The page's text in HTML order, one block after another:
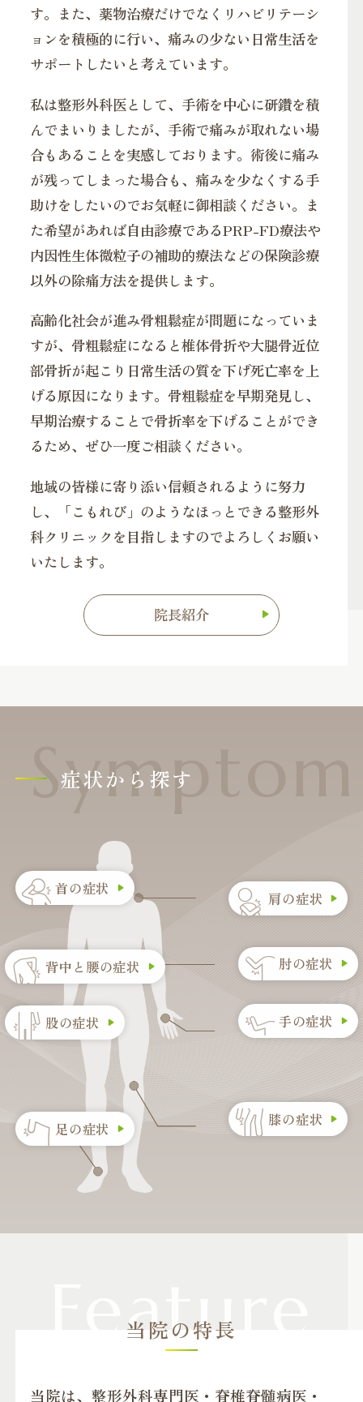
す。また、薬物治療だけでなくリハビリテーシ
ョンを積極的に行い、痛みの少ない日常生活を
サポートしたいと考えています。
私は整形外科医として、手術を中心に研鑽を積
んでまいりましたが、手術で痛みが取れない場
合もあることを実感しております。術後に痛み
が残ってしまった場合も、痛みを少なくする手
助けをしたいのでお気軽に御相談ください。ま
た希望があれば自由診療であるPRP-FD療法や
内因性生体微粒子の補助的療法などの保険診療
以外の除痛方法を提供します。
高齢化社会が進み骨粗鬆症が問題になっていま
すが、骨粗鬆症になると椎体骨折や大腿骨近位
部骨折が起こり日常生活の質を下げ死亡率を上
げる原因になります。骨粗鬆症を早期発見し、
早期治療することで骨折率を下げることができ
るため、ぜひ一度ご相談ください。
地域の皆様に寄り添い信頼されるように努力
し、「こもれび」のようなほっとできる整形外
科クリニックを目指しますのでよろしくお願い
いたします。
院長紹介
症状から探す
首の症状
肩の症状
背中と腰の症状 肘の症状
股の症状 手の症状
足の症状
膝の症状
当院の特長
当院は、整形外科専門医・脊椎脊髄病医・